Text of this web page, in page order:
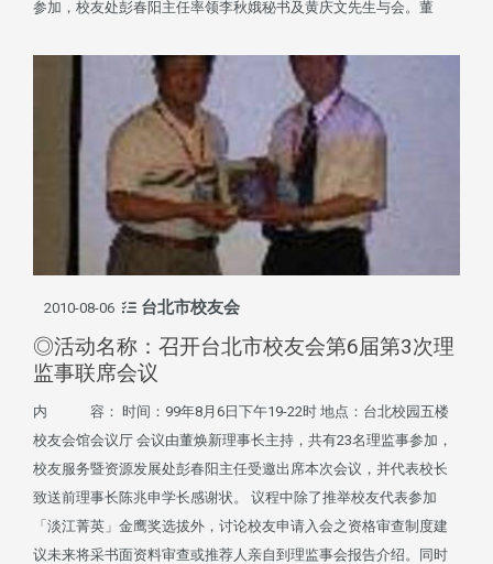
参加，校友处彭春阳主任率领李秋娥秘书及黄庆文先生与会。董
2010-08-06 台北市校友会
◎活动名称：召开台北市校友会第6届第3次理
监事联席会议
内 容： 时间：99年8月6日下午19-22时 地点：台北校园五楼
校友会馆会议厅 会议由董焕新理事长主持，共有23名理监事参加，
校友服务暨资源发展处彭春阳主任受邀出席本次会议，并代表校长
致送前理事长陈兆申学长感谢状。 议程中除了推举校友代表参加
「淡江菁英」金鹰奖选拔外，讨论校友申请入会之资格审查制度建
议未来将采书面资料审查或推荐人亲自到理监事会报告介绍。同时